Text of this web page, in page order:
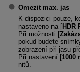
Omezit max. jas
K dispozici pouze,
nastaveno na [HDR
Při možnosti [
pokud budete
zobrazení při jasu
Při nastavení [1000
nitů.